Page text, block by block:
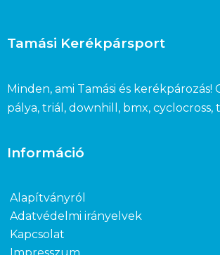
Tamási Kerékpársport
Minden, ami Tamási és kerékpározás!
pálya, triál, downhill, bmx, cyclocross,
Információ
Alapítványról
Adatvédelmi irányelvek
Kapcsolat